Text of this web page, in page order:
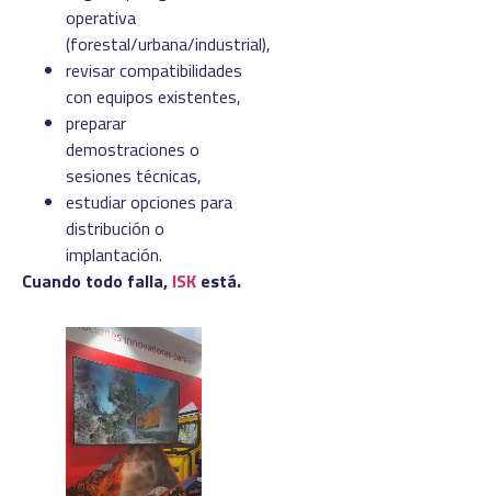
operativa
(forestal/urbana/industrial),
revisar compatibilidades
con equipos existentes,
preparar
demostraciones o
sesiones técnicas,
estudiar opciones para
distribución o
implantación.
Cuando todo falla, ISK está.